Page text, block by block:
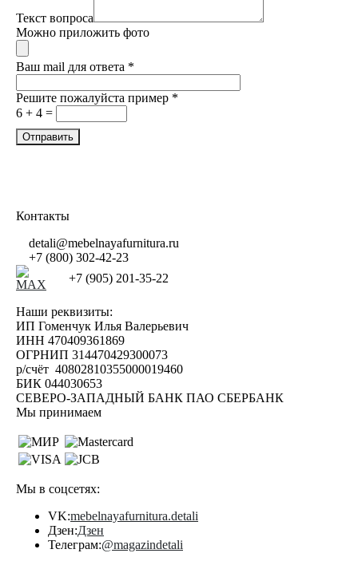
Текст вопроса
Можно приложить фото
Ваш mail для ответа *
Решите пожалуйста пример *
6 + 4 =
Контакты
detali@mebelnayafurnitura.ru
+7 (800) 302-42-23
+7 (905) 201-35-22
Наши реквизиты:
ИП Гоменчук Илья Валерьевич
ИНН 470409361869
ОГРНИП 314470429300073
р/счёт 40802810355000019460
БИК 044030653
СЕВЕРО-ЗАПАДНЫЙ БАНК ПАО СБЕРБАНК
Мы принимаем
Мы в соцсетях:
VK:mebelnayafurnitura.detali
Дзен:Дзен
Телеграм:@magazindetali